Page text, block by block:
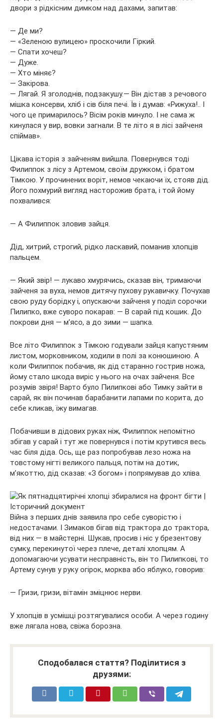
двори з рідкісним димком над дахами, запитав:
— Де ми?
— «Зеленою вулицею» проскочили Гіркий.
— Спати хочеш?
— Дуже.
— Хто міняє?
— Закірова.
— Лягай. Я зголоднів, подзакушу.— Він дістав з речового
мішка консерви, хліб і сів біля печі. Їв і думав: «Рижуха!.. І
чого це примарилось? Вісім років минуло. І не сама ж
кинулася у вир, вовки загнали. В те літо я в лісі зайченя
спіймав».
Цікава історія з зайченям вийшла. Повернувся тоді
Филиппок з лісу з Артемом, своїм дружком, і братом
Тімкою. У прочинених воріт, немов чекаючи їх, стояв дід.
Його похмурий вигляд насторожив брата, і той йому
похвалився:
— А Филиппок зловив зайця.
Дід, хитрий, строгий, рідко ласкавий, поманив хлопців
пальцем.
— Який звір! — лукаво хмурячись, сказав він, тримаючи
зайченя за вуха, немов дитячу пухову рукавичку. Почухав
свою руду борідку і, опускаючи зайченя у поділ сорочки
Пилипко, вже суворо покарав: — В сарай під кошик. До
покрови дня — м’ясо, а до зими — шапка.
Все літо Филиппок з Тімкою годували зайця капустяним
листом, морковником, ходили в полі за конюшиною. А
коли Филиппок побачив, як дід старанно гострив ножа,
йому стало шкода виріс у нього на очах зайченя. Все
розумів звіря! Варто було Пилипкові або Тимку зайти в
сарай, як він починав барабанити лапами по корита, до
себе кликав, їжу вимагав.
Побачивши в дідових руках ніж, Филиппок непомітно
збігав у сарай і тут же повернувся і потім крутився весь
час біля діда. Ось, ще раз попробував лезо ножа на
товстому нігті великого пальця, потім на дотик,
м’якоттю, дід сказав: «З богом» і попрямував до хліва.
Війна з перших днів заявила про себе суворістю і
недостачами. І Зимаков бігав від трактора до трактора,
від них — в майстерні. Шукав, просив і ніс у брезентову
сумку, перекинутої через плече, деталі хлопцям. А
допомагаючи усувати несправність, він то Пилипкові, то
Артему сунув у руку огірок, морква або яблуко, говорив:
— Гризи, гризи, вітамін зміцнює нерви.
У хлопців в усмішці розтягувалися особи. А через годину
вже лягала нова, свіжа борозна.
Сподобалася стаття? Поділитися з
друзями: